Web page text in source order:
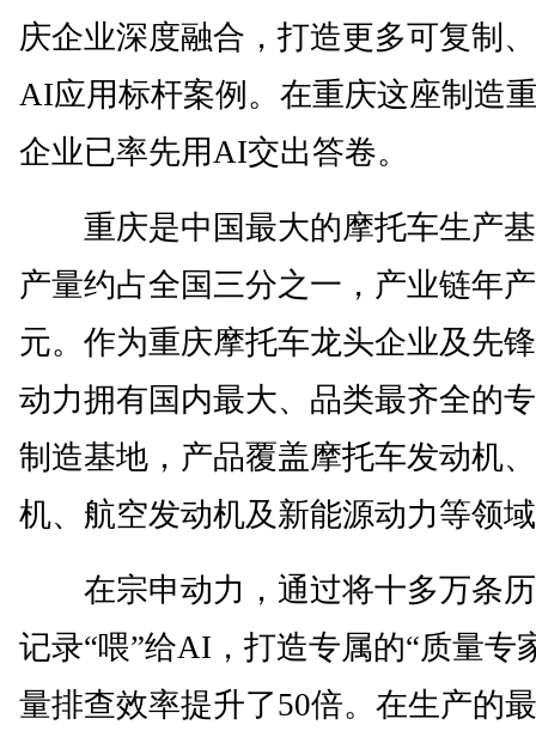
庆企业深度融合，打造更多可复制
AI应用标杆案例。在重庆这座制造
企业已率先用AI交出答卷。
重庆是中国最大的摩托车生产基
产量约占全国三分之一，产业链年
元。作为重庆摩托车龙头企业及先
动力拥有国内最大、品类最齐全的
制造基地，产品覆盖摩托车发动机
机、航空发动机及新能源动力等领
在宗申动力，通过将十多万条历
记录“喂”给AI，打造专属的“质量专
量排查效率提升了50倍。在生产的